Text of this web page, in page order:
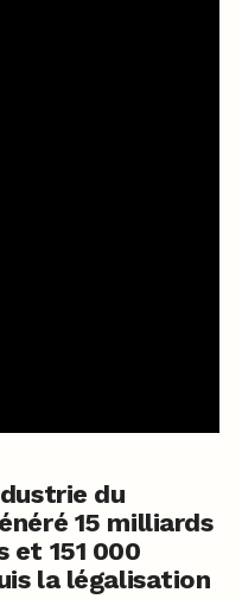
du
15 milliards
et 151 000
la légalisation